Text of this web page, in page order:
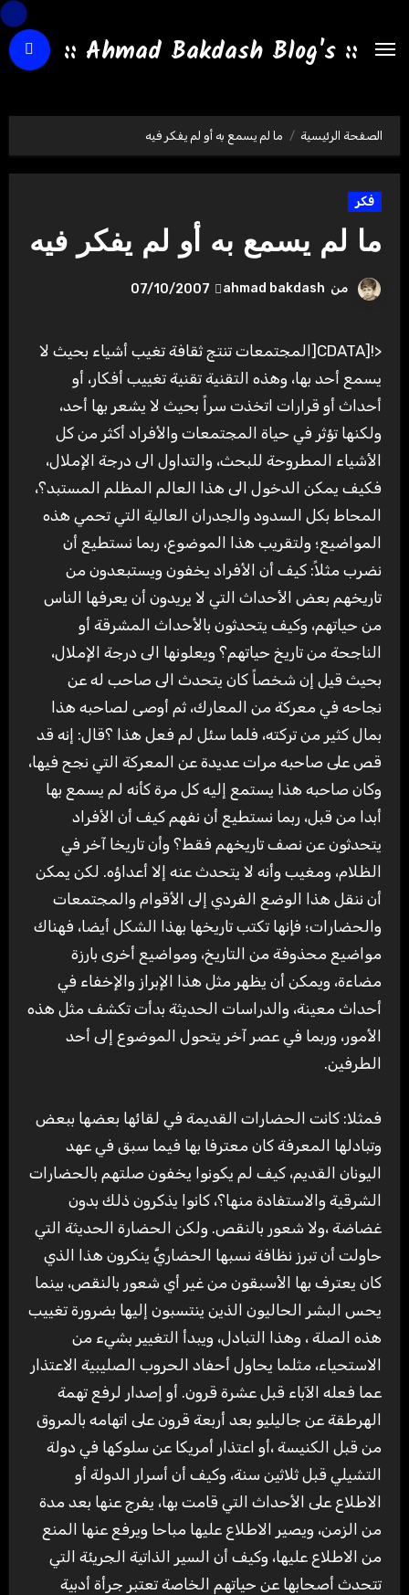
:: Ahmad Bakdash Blog's ::
الصفحة الرئيسية ما لم يسمع به أو لم يفكر فيه
فكر
ما لم يسمع به أو لم يفكر فيه
من ahmad bakdash
07/10/2007
<![CDATA[المجتمعات تنتج ثقافة تغيب أشياء بحيث لا
يسمع أحد بها، وهذه التقنية تقنية تغييب أفكار، أو
أحداث أو قرارات اتخذت سراً بحيث لا يشعر بها أحد،
ولكنها تؤثر في حياة المجتمعات والأفراد أكثر من كل
الأشياء المطروحة للبحث، والتداول الى درجة الإملال،
فكيف يمكن الدخول الى هذا العالم المظلم المستبد؟،
المحاط بكل السدود والجدران العالية التي تحمي هذه
المواضيع؛ ولتقريب هذا الموضوع، ربما نستطيع أن
نضرب مثلاً: كيف أن الأفراد يخفون ويستبعدون من
تاريخهم بعض الأحداث التي لا يريدون أن يعرفها الناس
من حياتهم، وكيف يتحدثون بالأحداث المشرقة أو
الناجحة من تاريخ حياتهم؟ ويعلونها الى درجة الإملال،
بحيث قيل إن شخصاً كان يتحدث الى صاحب له عن
نجاحه في معركة من المعارك، ثم أوصى لصاحبه هذا
بمال كثير من تركته، فلما سئل لم فعل هذا ؟قال: إنه قد
قص على صاحبه مرات عديدة عن المعركة التي نجح فيها،
وكان صاحبه هذا يستمع إليه كل مرة كأنه لم يسمع بها
أبدا من قبل، ربما نستطيع أن نفهم كيف أن الأفراد
يتحدثون عن نصف تاريخهم فقط؟ وأن تاريخا آخر في
الظلام، ومغيب وأنه لا يتحدث عنه إلا أعداؤه. لكن يمكن
أن ننقل هذا الوضع الفردي إلى الأقوام والمجتمعات
والحضارات؛ فإنها تكتب تاريخها بهذا الشكل أيضا، فهناك
مواضيع محذوفة من التاريخ، ومواضيع أخرى بارزة
مضاءة، ويمكن أن يظهر مثل هذا الإبراز والإخفاء في
أحداث معينة، والدراسات الحديثة بدأت تكشف مثل هذه
الأمور، وربما في عصر آخر يتحول الموضوع إلى أحد
الطرفين.
فمثلا: كانت الحضارات القديمة في لقائها بعضها ببعض
وتبادلها المعرفة كان معترفا بها فيما سبق في عهد
اليونان القديم، كيف لم يكونوا يخفون صلتهم بالحضارات
الشرقية والاستفادة منها؟، كانوا يذكرون ذلك بدون
غضاضة ،ولا شعور بالنقص. ولكن الحضارة الحديثة التي
حاولت أن تبرز نظافة نسبها الحضاريَّ ينكرون هذا الذي
كان يعترف بها الأسبقون من غير أي شعور بالنقص، بينما
يحس البشر الحاليون الذين ينتسبون إليها بضرورة تغييب
هذه الصلة ، وهذا التبادل، ويبدأ التغيير بشيء من
الاستحياء، مثلما يحاول أحفاد الحروب الصليبية الاعتذار
عما فعله الآباء قبل عشرة قرون. أو إصدار لرفع تهمة
الهرطقة عن جاليليو بعد أربعة قرون على اتهامه بالمروق
من قبل الكنيسة ،أو اعتذار أمريكا عن سلوكها في دولة
التشيلي قبل ثلاثين سنة، وكيف أن أسرار الدولة أو
الاطلاع على الأحداث التي قامت بها، يفرج عنها بعد مدة
من الزمن، ويصير الاطلاع عليها مباحا ويرفع عنها المنع
من الاطلاع عليها، وكيف أن السير الذاتية الجريئة التي
تتحدث أصحابها عن حياتهم الخاصة تعتبر جرأة أدبية